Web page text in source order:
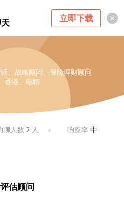
立即下载
、战略顾问、保险理财顾问
香港、电聊
聊人数 2 人 响应率中
估顾问